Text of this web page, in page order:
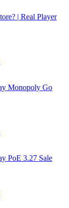
| Real Player
Monopoly Go
PoE 3.27 Sale